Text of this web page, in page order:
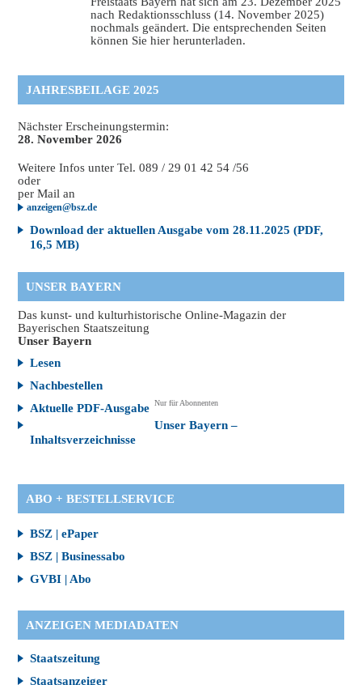
nach Redaktionsschluss (14. November 2025)
nochmals geändert. Die entsprechenden Seiten
können Sie hier herunterladen.
JAHRESBEILAGE 2025
Nächster Erscheinungstermin:
28. November 2026
Weitere Infos unter Tel. 089 / 29 01 42 54 /56
oder
per Mail an
anzeigen@bsz.de
Download der aktuellen Ausgabe vom 28.11.2025 (PDF,
16,5 MB)
UNSER BAYERN
Das kunst- und kulturhistorische Online-Magazin der
Bayerischen Staatszeitung
Unser Bayern
Lesen
Nachbestellen
Aktuelle PDF-Ausgabe Nur für Abonnenten
Unser Bayern –
Inhaltsverzeichnisse
ABO + BESTELLSERVICE
BSZ | ePaper
BSZ | Businessabo
GVBI | Abo
ANZEIGEN MEDIADATEN
Staatszeitung
Staatsanzeiger